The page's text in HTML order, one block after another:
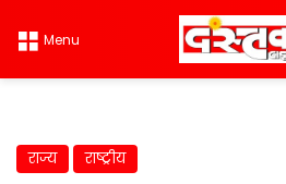
Menu
राज्य राष्ट्रीय